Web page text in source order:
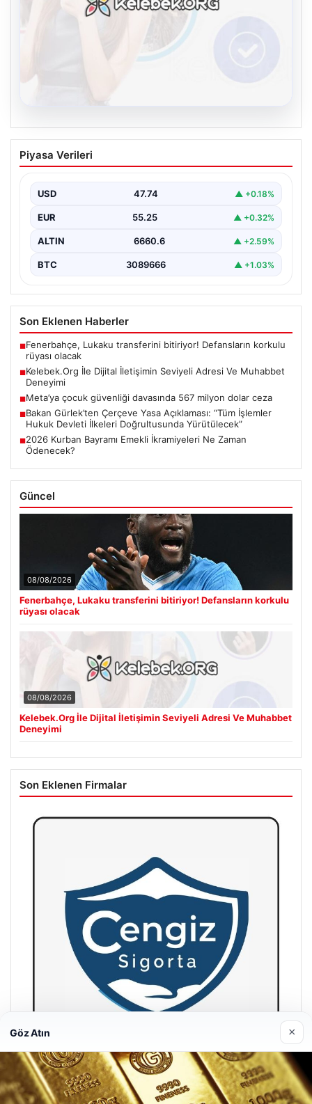
08.08.2026
Kelebek.Org İle Dijital İletişimin Seviyeli
Adresi Ve Muhabbet Deneyimi
kurması büyük bir hassasiyet ifade etmektedir.
Günümüzde…
Piyasa Verileri
USD 47.74 ▲ +0.18%
EUR 55.25 ▲ +0.32%
ALTIN 6660.6 ▲ +2.59%
BTC 3089666 ▲ +1.03%
Son Eklenen Haberler
■Fenerbahçe, Lukaku transferini bitiriyor! Defansların korkulu
rüyası olacak
■Kelebek.Org İle Dijital İletişimin Seviyeli Adresi Ve Muhabbet
Deneyimi
■Meta’ya çocuk güvenliği davasında 567 milyon dolar ceza
■Bakan Gürlek’ten Çerçeve Yasa Açıklaması: “Tüm İşlemler
Hukuk Devleti İlkeleri Doğrultusunda Yürütülecek”
■2026 Kurban Bayramı Emekli İkramiyeleri Ne Zaman
Ödenecek?
Güncel
08/08/2026
Fenerbahçe, Lukaku transferini bitiriyor! Defansların korkulu
rüyası olacak
08/08/2026
Kelebek.Org İle Dijital İletişimin Seviyeli Adresi Ve Muhabbet
Deneyimi
Son Eklenen Firmalar
Hastaş Beton
Göz Atın ×